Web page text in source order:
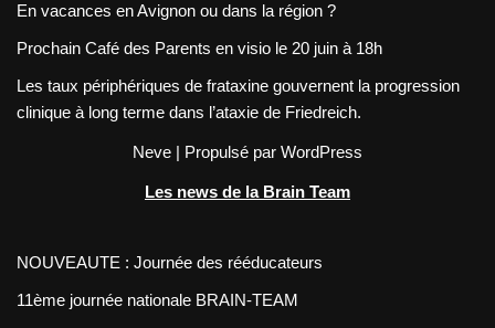
En vacances en Avignon ou dans la région ?
Prochain Café des Parents en visio le 20 juin à 18h
Les taux périphériques de frataxine gouvernent la progression
clinique à long terme dans l’ataxie de Friedreich.
Neve | Propulsé par WordPress
Les news de la Brain Team
NOUVEAUTE : Journée des rééducateurs
11ème journée nationale BRAIN-TEAM